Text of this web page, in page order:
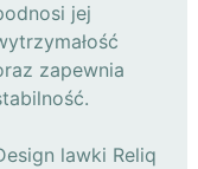
jej
zapewnia
lawki Reliq